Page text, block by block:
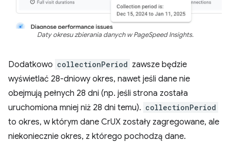
Daty okresu zbierania danych w PageSpeed Insights.
Dodatkowo collectionPeriod zawsze będzie
wyświetlać 28-dniowy okres, nawet jeśli dane nie
obejmują pełnych 28 dni (np. jeśli strona została
uruchomiona mniej niż 28 dni temu). collectionPeriod
to okres, w którym dane CrUX zostały zagregowane, ale
niekoniecznie okres, z którego pochodzą dane.